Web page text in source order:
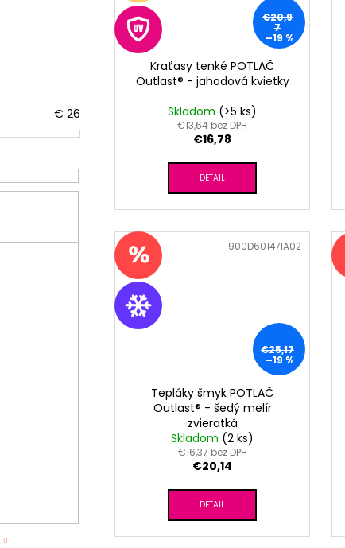
€ 26
€20,9
7
–19 %
Kraťasy tenké POTLAČ
Outlast® - jahodová kvietky
Skladom (>5 ks)
€13,64 bez DPH
€16,78
DETAIL
€25,17
–19 %
Tepláky šmyk POTLAČ
Outlast® - šedý melír
zvieratká
Skladom (2 ks)
€16,37 bez DPH
€20,14
DETAIL
900D601471A02